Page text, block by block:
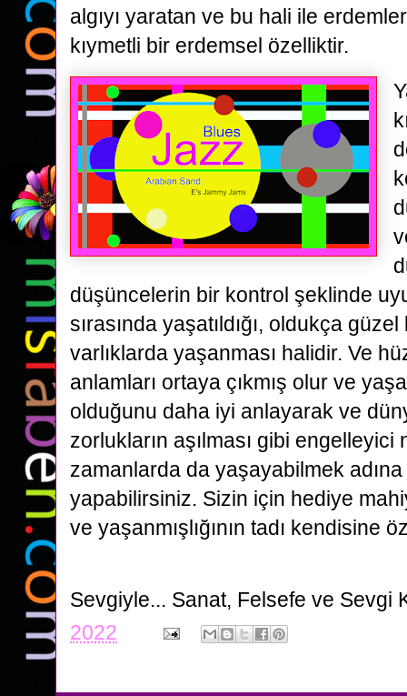
algıyı yaratan ve bu hali ile
kıymetli bir erdemsel özelliktir.
düşüncelerin bir kontrol şeklinde
sırasında yaşatıldığı, oldukça
varlıklarda yaşanması halidir. Ve
anlamları ortaya çıkmış olur ve
olduğunu daha iyi anlayarak ve
zorlukların aşılması gibi engelleyici
zamanlarda da yaşayabilmek adına
yapabilirsiniz. Sizin için hediye
ve yaşanmışlığının tadı kendisine
Sevgiyle... Sanat, Felsefe ve Sevgi
2022